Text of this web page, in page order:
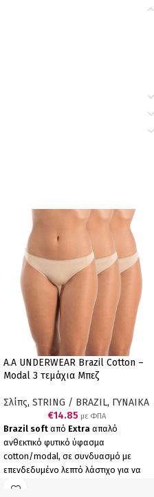
A.A UNDERWEAR Brazil Cotton –
Modal 3 τεμάχια Μπεζ
Σλίπς, STRING / BRAZIL, ΓΥΝΑΙΚΑ
€14.85 με ΦΠΑ
Brazil soft από Extra απαλό
ανθεκτικό φυτικό ύφασμα
cotton/modal, σε συνδυασμό με
επενδεδυμένο λεπτό λάστιχο για να
μη διαγράφει, έχουμε το τέλειο